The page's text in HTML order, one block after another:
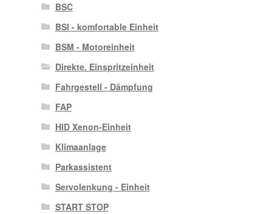
BSC
BSI - komfortable Einheit
BSM - Motoreinheit
Direkte. Einspritzeinheit
Fahrgestell - Dämpfung
FAP
HID Xenon-Einheit
Klimaanlage
Parkassistent
Servolenkung - Einheit
START STOP